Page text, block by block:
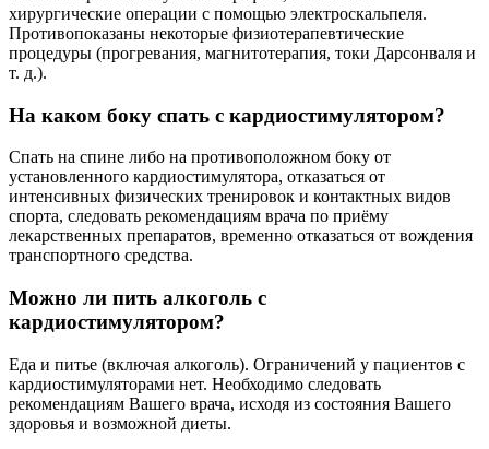
хирургические операции с помощью электроскальпеля.
Противопоказаны некоторые физиотерапевтические
процедуры (прогревания, магнитотерапия, токи Дарсонваля и
т. д.).
На каком боку спать с кардиостимулятором?
Спать на спине либо на противоположном боку от
установленного кардиостимулятора, отказаться от
интенсивных физических тренировок и контактных видов
спорта, следовать рекомендациям врача по приёму
лекарственных препаратов, временно отказаться от вождения
транспортного средства.
Можно ли пить алкоголь с
кардиостимулятором?
Еда и питье (включая алкоголь). Ограничений у пациентов с
кардиостимуляторами нет. Необходимо следовать
рекомендациям Вашего врача, исходя из состояния Вашего
здоровья и возможной диеты.